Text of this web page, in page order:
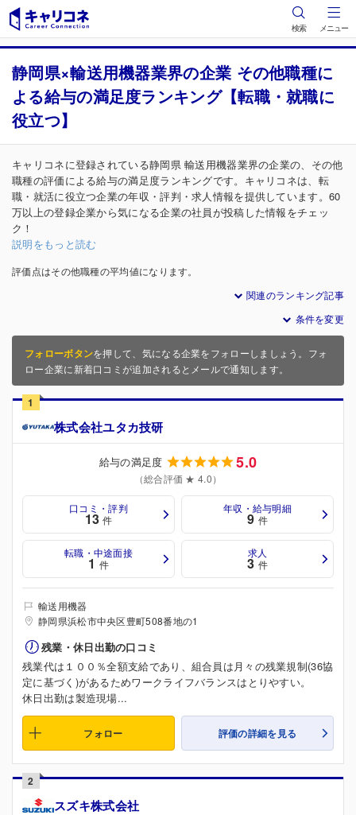
検索 メニュー
静岡県×輸送用機器業界の企業 その他職種に
よる給与の満足度ランキング【転職・就職に
役立つ】
キャリコネに登録されている静岡県 輸送用機器業界の企業の、その他
職種の評価による給与の満足度ランキングです。キャリコネは、転
職・就活に役立つ企業の年収・評判・求人情報を提供しています。60
万以上の登録企業から気になる企業の社員が投稿した情報をチェッ
ク！
説明をもっと読む
評価点はその他職種の平均値になります。
関連のランキング記事
条件を変更
フォローボタンを押して、気になる企業をフォローしましょう。フォ
ロー企業に新着口コミが追加されるとメールで通知します。
1
株式会社ユタカ技研
給与の満足度 5.0
（総合評価 ★ 4.0）
口コミ・評判
13 件
年収・給与明細
9 件
転職・中途面接
1 件
求人
3 件
輸送用機器
静岡県浜松市中央区豊町508番地の1
残業・休日出勤の口コミ
残業代は１００％全額支給であり、組合員は月々の残業規制(36協
定に基づく)があるためワークライフバランスはとりやすい。
休日出勤は製造現場...
フォロー 評価の詳細を見る
2
スズキ株式会社